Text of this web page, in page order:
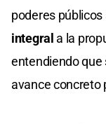
poderes
integral a la
entendiendo que
avance concreto